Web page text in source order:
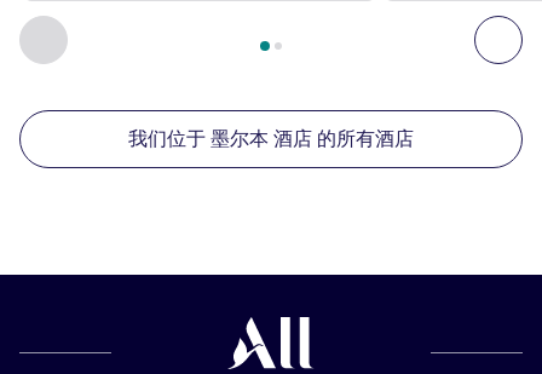
上一个 - 我们在附近的其他酒店 下
第 1页，共 , 我们在附近的其他酒店 1 :, 我们在附近的
我们位于 墨尔本 酒店 的所有酒店